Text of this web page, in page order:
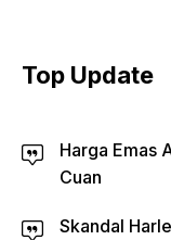
Top Update
Harga Emas
Cuan
Skandal